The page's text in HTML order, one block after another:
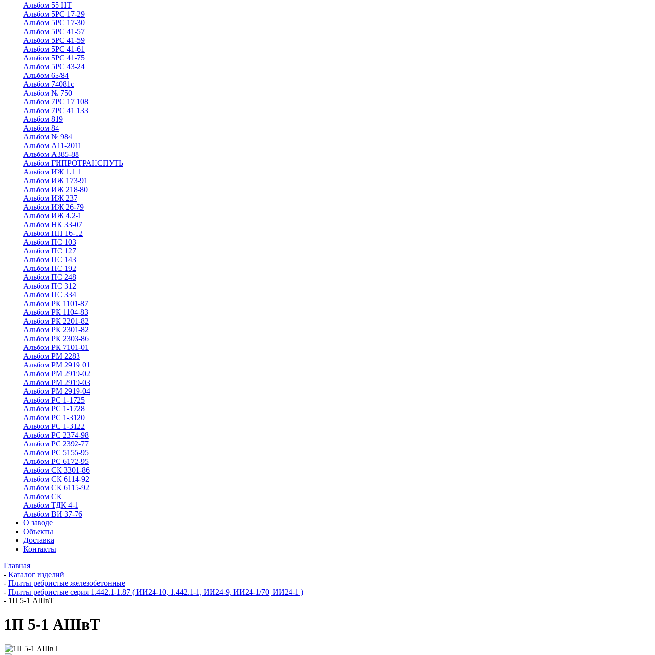
Альбом 55 НТ
Альбом 5РС 17-29
Альбом 5РС 17-30
Альбом 5РС 41-57
Альбом 5РС 41-59
Альбом 5РС 41-61
Альбом 5РС 41-75
Альбом 5РС 43-24
Альбом 63/84
Альбом 74081с
Альбом № 750
Альбом 7РС 17 108
Альбом 7РС 41 133
Альбом 819
Альбом 84
Альбом № 984
Альбом А11-2011
Альбом А385-88
Альбом ГИПРОТРАНСПУТЬ
Альбом ИЖ 1.1-1
Альбом ИЖ 173-91
Альбом ИЖ 218-80
Альбом ИЖ 237
Альбом ИЖ 26-79
Альбом ИЖ 4.2-1
Альбом НК 33-07
Альбом ПП 16-12
Альбом ПС 103
Альбом ПС 127
Альбом ПС 143
Альбом ПС 192
Альбом ПС 248
Альбом ПС 312
Альбом ПС 334
Альбом РК 1101-87
Альбом РК 1104-83
Альбом РК 2201-82
Альбом РК 2301-82
Альбом РК 2303-86
Альбом РК 7101-01
Альбом РМ 2283
Альбом РМ 2919-01
Альбом РМ 2919-02
Альбом РМ 2919-03
Альбом РМ 2919-04
Альбом РС 1-1725
Альбом РС 1-1728
Альбом РС 1-3120
Альбом РС 1-3122
Альбом РС 2374-98
Альбом РС 2392-77
Альбом РС 5155-95
Альбом РС 6172-95
Альбом СК 3301-86
Альбом СК 6114-92
Альбом СК 6115-92
Альбом СК
Альбом ТДК 4-1
Альбом ВИ 37-76
О заводе
Объекты
Доставка
Контакты
Главная
- Каталог изделий
- Плиты ребристые железобетонные
- Плиты ребристые серия 1.442.1-1.87 ( ИИ24-10, 1.442.1-1, ИИ24-9, ИИ24-1/70, ИИ24-1 )
- 1П 5-1 АIIIвТ
1П 5-1 АIIIвТ